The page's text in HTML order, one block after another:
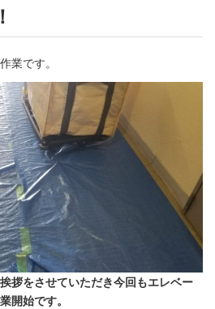
業です。
拶をさせていただき今回もエレベー
開始です。